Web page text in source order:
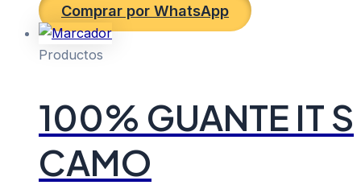
Comprar por WhatsApp
Productos
100% GUANTE IT S
CAMO